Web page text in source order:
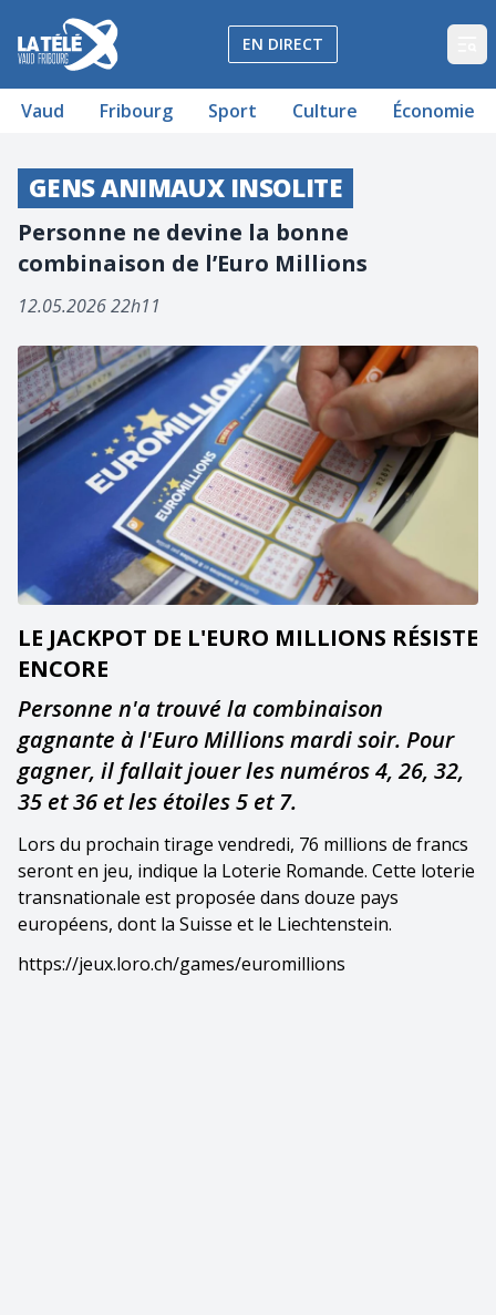
La Télé - Télévision régionale Vaud et Fribourg
EN DIRECT
Vaud Fribourg Sport Culture Économie
GENS ANIMAUX INSOLITE
Personne ne devine la bonne
combinaison de l’Euro Millions
12.05.2026 22h11
LE JACKPOT DE L'EURO MILLIONS RÉSISTE
ENCORE
Personne n'a trouvé la combinaison
gagnante à l'Euro Millions mardi soir. Pour
gagner, il fallait jouer les numéros 4, 26, 32,
35 et 36 et les étoiles 5 et 7.
Lors du prochain tirage vendredi, 76 millions de francs
seront en jeu, indique la Loterie Romande. Cette loterie
transnationale est proposée dans douze pays
européens, dont la Suisse et le Liechtenstein.
https://jeux.loro.ch/games/euromillions